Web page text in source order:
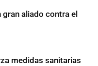
gran aliado contra el
medidas sanitarias